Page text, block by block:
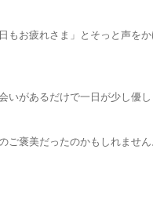
もお疲れさま」とそっと声を
があるだけで一日が少し優し
ご褒美だったのかもしれません